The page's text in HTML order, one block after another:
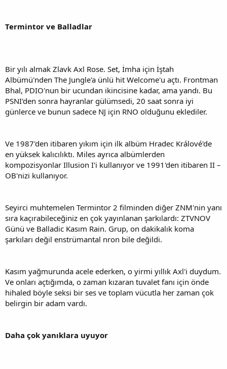
Termintor ve Balladlar
Bir yılı almak Zlavk Axl Rose. Set, İmha için İştah
Albümü'nden The Jungle'a ünlü hit Welcome'u açtı. Frontman
Bhal, PDIO'nun bir ucundan ikincisine kadar, ama yandı. Bu
PSNI'den sonra hayranlar gülümsedi, 20 saat sonra iyi
günlerce ve bunun sadece NJ için RNO olduğunu eklediler.
Ve 1987'den itibaren yıkım için ilk albüm Hradec Králové'de
en yüksek kalıcılıktı. Miles ayrıca albümlerden
kompozisyonlar Illusion I'i kullanıyor ve 1991'den itibaren II –
OB'nizi kullanıyor.
Seyirci muhtemelen Termintor 2 filminden diğer ZNM'nin yanı
sıra kaçırabileceğiniz en çok yayınlanan şarkılardı: ZTVNOV
Günü ve Balladic Kasım Rain. Grup, on dakikalık koma
şarkıları değil enstrümantal nron bile değildi.
Kasım yağmurunda acele ederken, o yirmi yıllık Axl'i duydum.
Ve onları açtığımda, o zaman kızaran tuvalet fanı için önde
hihaled böyle seksi bir ses ve toplam vücutla her zaman çok
belirgin bir adam vardı.
Daha çok yanıklara uyuyor